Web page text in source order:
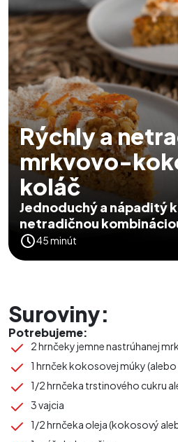
Rýchly a
mrkvovo-
koláč
Jednoduchý a nápaditý
netradičnou
45 minút
Suroviny:
Potrebujeme:
2 hrnčeky jemne nastrúhanej
1 hrnček kokosovej múky
1/2 hrnčeka trstinového cukru
3 vajcia
1/2 hrnčeka oleja (kokosový